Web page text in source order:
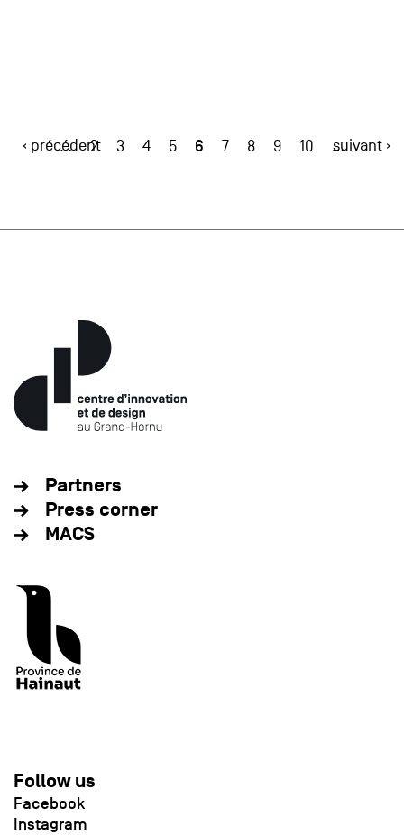
‹ précédent
… 2 3 4 5 6 7 8 9 10 …
suivant ›
Partners
Press corner
MACS
Follow us
Facebook
Instagram